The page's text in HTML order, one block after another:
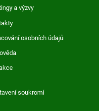
a výzvy
osobních údajů
soukromí